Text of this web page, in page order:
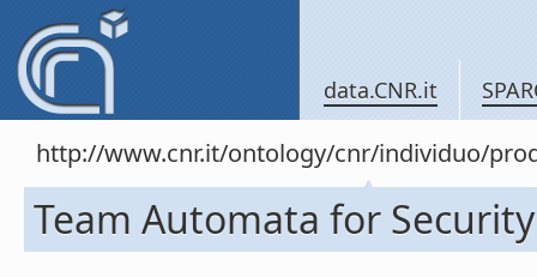
data.CNR.it
http://www.cnr.it/ontology/cnr/individuo/
Team Automata for